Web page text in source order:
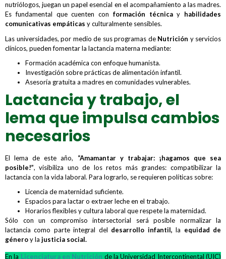
nutriólogos, juegan un papel esencial en el acompañamiento a las madres.
Es fundamental que cuenten con formación técnicay habilidades
comunicativas empáticas y culturalmente sensibles.
Las universidades, por medio de sus programas de Nutrición y servicios
clínicos, pueden fomentar la lactancia materna mediante:
Formación académica con enfoque humanista.
Investigación sobre prácticas de alimentación infantil.
Asesoría gratuita a madres en comunidades vulnerables.
Lactancia y trabajo, el
lema que impulsa cambios
necesarios
El lema de este año, “Amamantar y trabajar: ¡hagamos que sea
posible!”, visibiliza uno de los retos más grandes: compatibilizar la
lactancia con la vida laboral. Para lograrlo, se requieren políticas sobre:
Licencia de maternidad suficiente.
Espacios para lactar o extraer leche en el trabajo.
Horarios flexibles y cultura laboral que respete la maternidad.
Sólo con un compromiso intersectorial será posible normalizar la
lactancia como parte integral del desarrollo infantil, la equidad de
géneroy la justicia social.
En la Licenciatura en Nutrición de la Universidad Intercontinental (UIC)